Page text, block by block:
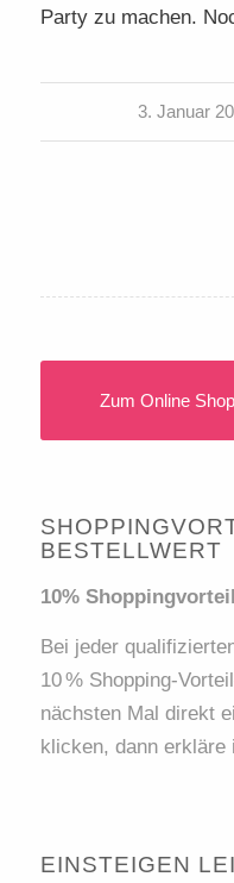
Party zu machen.
3. Januar
/
Zum Online Shop
BESTELLWERT
10%
Bei jeder
10 % Shopping-
nächsten Mal direkt
klicken, dann erkläre
EINSTEIGEN